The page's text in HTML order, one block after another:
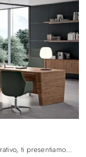
Se desideri completare l'ambiente lavorativo, ti presentiamo il modello Scrivania Direzionale X10 di Quadrifoglio tra differenti soluzioni di ...